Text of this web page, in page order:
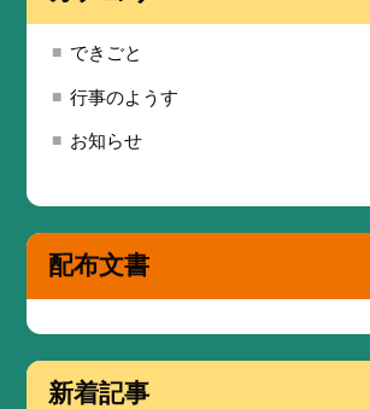
できごと
行事のようす
お知らせ
配布文書
新着記事